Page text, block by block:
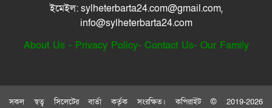
এবার ৫ দেশি মাছে মিলল মাইক্রোপ্লাস্টিক, বেশি
কইয়ে
জ্বালানি সংকট থেকে উত্তরণে সময় লাগবে: সিলেটে
জৈন্তাপুরে জুলাই গণঅভ্যুত্থান দিবস পালিত
ইমেইল: sylheterbarta24.com@gmail.com,
info@sylheterbarta24.com
About Us- Privacy Policy- Contact Us- Our Family
সকল স্বত্ব সিলেটের বার্তা কর্তৃক সংরক্ষিত। কপিরাইট © 2019-2026